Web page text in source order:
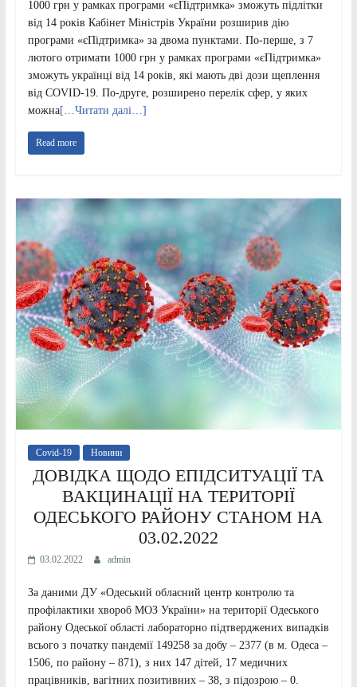
1000 грн у рамках програми «єПідтримка» зможуть підлітки
від 14 років Кабінет Міністрів України розширив дію
програми «єПідтримка» за двома пунктами. По-перше, з 7
лютого отримати 1000 грн у рамках програми «єПідтримка»
зможуть українці від 14 років, які мають дві дози щеплення
від COVID-19. По-друге, розширено перелік сфер, у яких
можна[…Читати далі…]
Read more
Covid-19 Новини
ДОВІДКА ЩОДО ЕПІДСИТУАЦІЇ ТА
ВАКЦИНАЦІЇ НА ТЕРИТОРІЇ
ОДЕСЬКОГО РАЙОНУ СТАНОМ НА
03.02.2022
03.02.2022 admin
За даними ДУ «Одеський обласний центр контролю та
профілактики хвороб МОЗ України» на території Одеського
району Одеської області лабораторно підтверджених випадків
всього з початку пандемії 149258 за добу – 2377 (в м. Одеса –
1506, по району – 871), з них 147 дітей, 17 медичних
працівників, вагітних позитивних – 38, з підозрою – 0.